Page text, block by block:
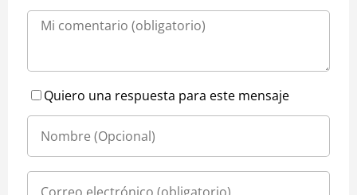
Quiero una respuesta para este mensaje